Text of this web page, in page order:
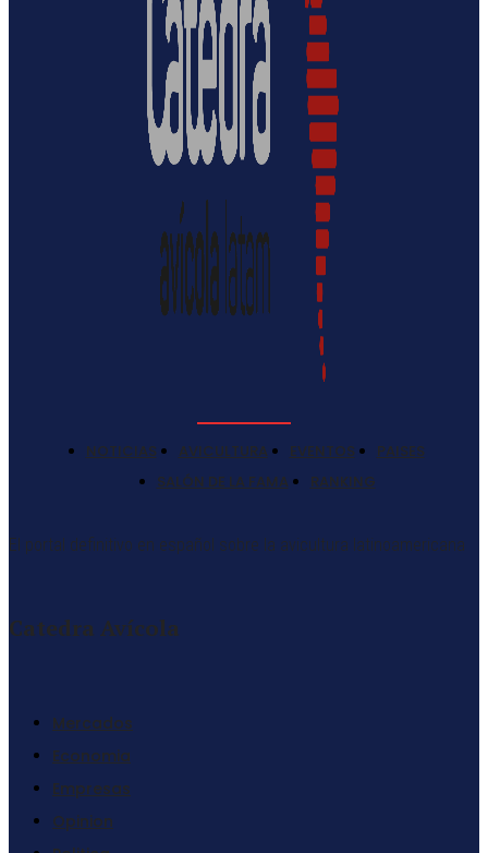
NOTICIAS AVICULTURA EVENTOS
PAISES
SALÓN DE LA FAMA
RANKING
El portal definitivo en español sobre la avicultura latinoamericana
Catedra Avícola
Mercados
Economia
Empresas
Opinion